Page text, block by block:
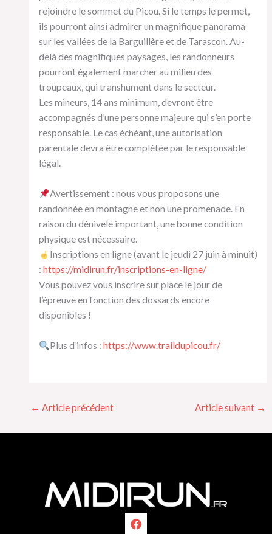
rejoindre le sommet du Picou. Si le temps le permet,
ils pourront ainsi admirer un magnifique panorama
sur les vallées de la Barguillère et de Tarascon. Au-
delà des magnifiques paysages, les randonneurs
pourront également marcher au milieu des
troupeaux, qui transhument dans le secteur.
Les mineurs, 14 ans minimum, devront être
accompagnés d’une personne majeure qui s’en porte
responsable. Le cas échéant, une autorisation
parentale devra être complétée par le responsable
légal.
Avertissement : nous vous proposons une
randonnée en montagne et non une promenade. En
raison du dénivelé important, une bonne condition
physique est nécessaire.
Inscriptions en ligne (avant le jeudi 27 juin à minuit)
: https://midirun.fr/inscriptions-en-ligne/
Vous pouvez vous inscrire sur place le jour de
l’épreuve en fonction des dossards encore
disponibles !
Plus d’infos : https://www.traildupicou.fr/
← Article précédent Article suivant →